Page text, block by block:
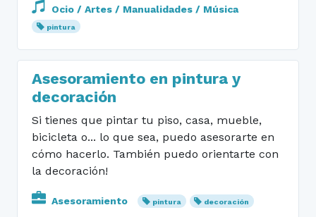
Ocio / Artes / Manualidades / Música
pintura
Asesoramiento en pintura y
decoración
Si tienes que pintar tu piso, casa, mueble,
bicicleta o... lo que sea, puedo asesorarte en
cómo hacerlo. También puedo orientarte con
la decoración!
Asesoramiento pintura decoración